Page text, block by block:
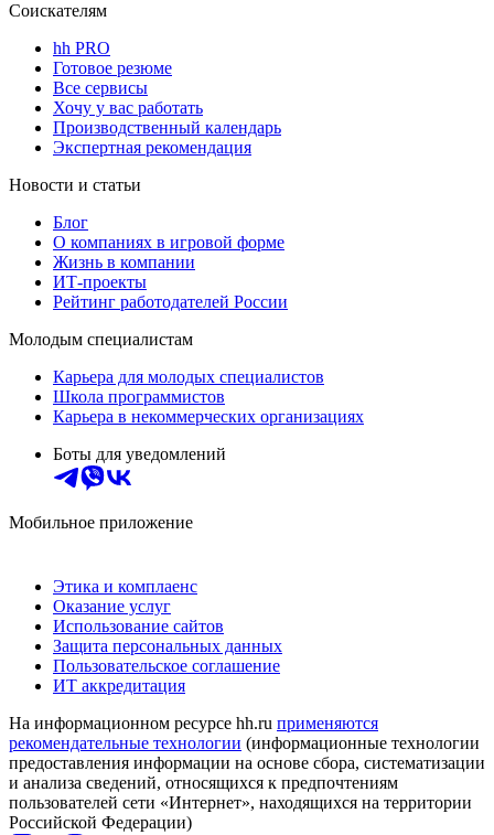
Соискателям
hh PRO
Готовое резюме
Все сервисы
Хочу у вас работать
Производственный календарь
Экспертная рекомендация
Новости и статьи
Блог
О компаниях в игровой форме
Жизнь в компании
ИТ-проекты
Рейтинг работодателей России
Молодым специалистам
Карьера для молодых специалистов
Школа программистов
Карьера в некоммерческих организациях
Боты для уведомлений
Мобильное приложение
Этика и комплаенс
Оказание услуг
Использование сайтов
Защита персональных данных
Пользовательское соглашение
ИТ аккредитация
На информационном ресурсе hh.ru применяются
рекомендательные технологии (информационные технологии
предоставления информации на основе сбора, систематизации
и анализа сведений, относящихся к предпочтениям
пользователей сети «Интернет», находящихся на территории
Российской Федерации)